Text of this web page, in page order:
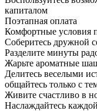
капиталом
Поэтапная оплата
Комфортные условия
Соберитесь дружной
Разделите минуты
Жарьте ароматные
Делитесь веселыми
общайтесь только с
Живите счастливо в
Наслаждайтесь